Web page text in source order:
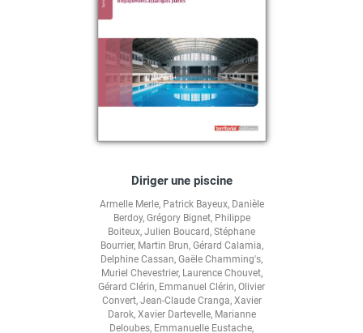
Diriger une piscine
Armelle Merle, Patrick Bayeux, Danièle
Berdoy, Grégory Bignet, Philippe
Boiteux, Julien Boucard, Stéphane
Bourrier, Martin Brun, Gérard Calamia,
Delphine Cassan, Gaële Chamming's,
Muriel Chevestrier, Laurence Chouvet,
Gérard Clérin, Emmanuel Clérin, Olivier
Convert, Jean-Claude Cranga, Xavier
Darok, Xavier Dartevelle, Marianne
Deloubes, Emmanuelle Eustache,